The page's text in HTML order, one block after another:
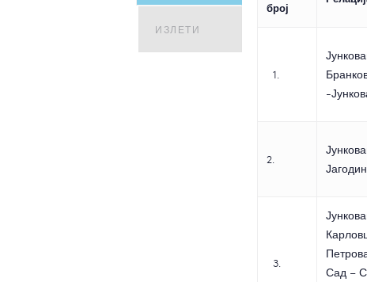
ИЗЛЕТИ
број
1.
-
2.
3.
Сад –